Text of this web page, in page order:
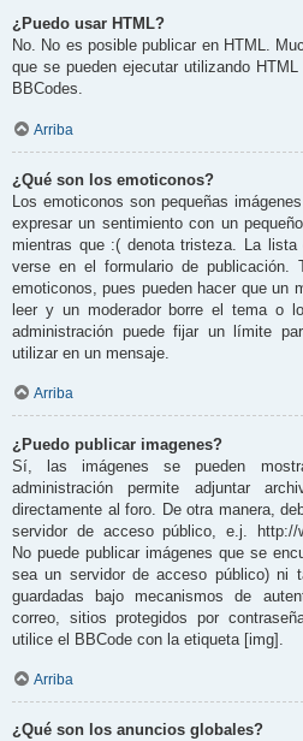
¿Puedo usar HTML?
No. No es posible publicar en HTML.
que se pueden ejecutar utilizando
BBCodes.
Arriba
¿Qué son los emoticonos?
Los emoticonos son pequeñas
expresar un sentimiento con un
mientras que :( denota tristeza. La
verse en el formulario de publicación.
emoticonos, pues pueden hacer que un
leer y un moderador borre el tema o
administración puede fijar un límite
utilizar en un mensaje.
Arriba
¿Puedo publicar imagenes?
Sí, las imágenes se pueden
administración permite adjuntar
directamente al foro. De otra manera,
servidor de acceso público, e.j. http://
No puede publicar imágenes que se
sea un servidor de acceso público) ni
guardadas bajo mecanismos de
correo, sitios protegidos por
utilice el BBCode con la etiqueta [img].
Arriba
¿Qué son los anuncios globales?